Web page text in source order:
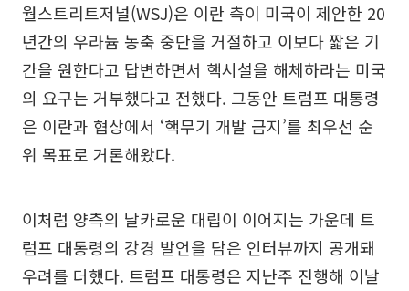
월스트리트저널(WSJ)은 이란 측이 미국이 제안한 20
년간의 우라늄 농축 중단을 거절하고 이보다 짧은 기
간을 원한다고 답변하면서 핵시설을 해체하라는 미국
의 요구는 거부했다고 전했다. 그동안 트럼프 대통령
은 이란과 협상에서 ‘핵무기 개발 금지’를 최우선 순
위 목표로 거론해왔다.
이처럼 양측의 날카로운 대립이 이어지는 가운데 트
럼프 대통령의 강경 발언을 담은 인터뷰까지 공개돼
우려를 더했다. 트럼프 대통령은 지난주 진행해 이날